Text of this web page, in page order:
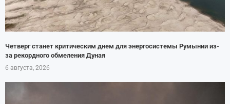
Четверг станет критическим днем для энергосистемы Румынии из-
за рекордного обмеления Дуная
6 августа, 2026